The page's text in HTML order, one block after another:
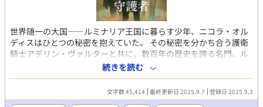
世界随一の大国——ルミナリア王国に暮らす少年、ニコラ・オル
ディスはひとつの秘密を抱えていた。 その秘密を分かち合う護衛
騎士アデリン・ヴァルターと共に、数百年の歴史を誇る名門、ル
ミナリア王立学院へと潜入する。 そこで彼らが出会ったのは、第
一王子アルヴァン・エルディナ・ルミナリア。 三人の邂逅は、や
がて国の行く末をも揺るがす絆へと繋がっていく。 純真腹黒王子
+ 寡黙忠義騎士 × 強気美人少年 ※BL要素は薄めですが主人公愛
続きを読む
文字数 45,414 最終更新日 2025.9.7 登録日 2025.9.3